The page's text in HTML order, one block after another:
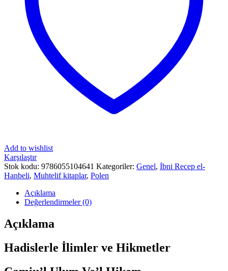
Add to wishlist
Karşılaştır
Stok kodu: 9786055104641 Kategoriler: Genel, İbni Recep el-
Hanbeli, Muhtelif kitaplar, Polen
Açıklama
Değerlendirmeler (0)
Açıklama
Hadislerle İlimler ve Hikmetler